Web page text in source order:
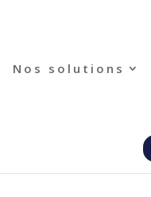
Nos solutions